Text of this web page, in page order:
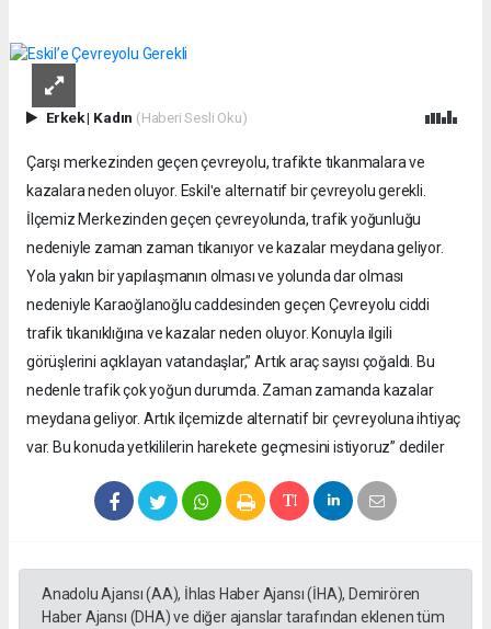
Erkek| Kadın (Haberi Sesli Oku)
Çarşı merkezinden geçen çevreyolu, trafikte tıkanmalara ve
kazalara neden oluyor. Eskilʹe alternatif bir çevreyolu gerekli.
İlçemiz Merkezinden geçen çevreyolunda, trafik yoğunluğu
nedeniyle zaman zaman tıkanıyor ve kazalar meydana geliyor.
Yola yakın bir yapılaşmanın olması ve yolunda dar olması
nedeniyle Karaoğlanoğlu caddesinden geçen Çevreyolu ciddi
trafik tıkanıklığına ve kazalar neden oluyor. Konuyla ilgili
görüşlerini açıklayan vatandaşlar,” Artık araç sayısı çoğaldı. Bu
nedenle trafik çok yoğun durumda. Zaman zamanda kazalar
meydana geliyor. Artık ilçemizde alternatif bir çevreyoluna ihtiyaç
var. Bu konuda yetkililerin harekete geçmesini istiyoruz” dediler
Anadolu Ajansı (AA), İhlas Haber Ajansı (İHA), Demirören
Haber Ajansı (DHA) ve diğer ajanslar tarafından eklenen tüm